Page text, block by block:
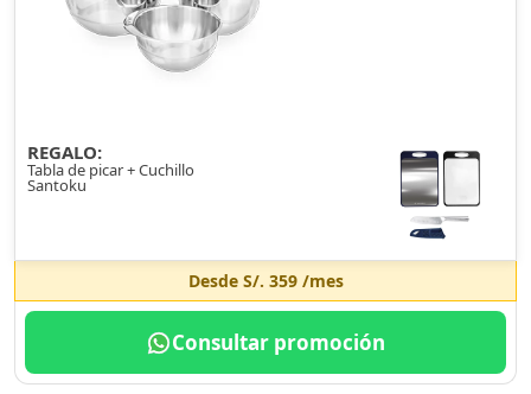
REGALO:
Tabla de picar + Cuchillo
Santoku
Desde S/. 359/mes
Consultar promoción